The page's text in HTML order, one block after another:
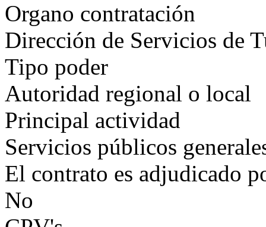
Organo contratación
Dirección de Servicios de
Tipo poder
Autoridad regional o local
Principal actividad
Servicios públicos
El contrato es adjudicado
No